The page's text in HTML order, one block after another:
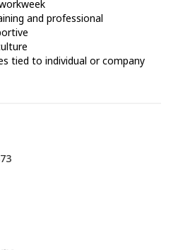
and professional
tied to individual or company